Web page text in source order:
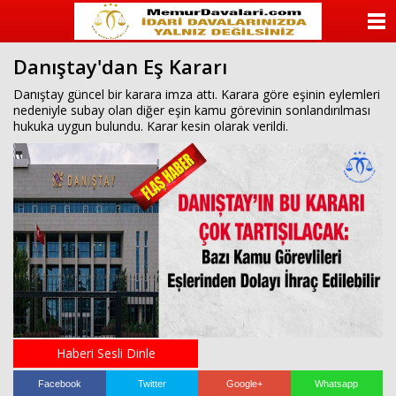
Danıştay'dan Eş Kararı
Danıştay güncel bir karara imza attı. Karara göre eşinin eylemleri
nedeniyle subay olan diğer eşin kamu görevinin sonlandırılması
hukuka uygun bulundu. Karar kesin olarak verildi.
Haberi Sesli Dinle
Facebook Twitter Google+ Whatsapp
ANASAYFA
YAZARLAR
FOTO GALERİ
VİDEO GALERİ
KÜNYE